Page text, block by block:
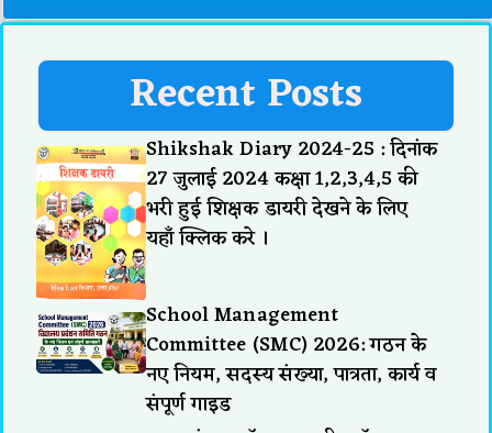
Recent Posts
Shikshak Diary 2024-25 : दिनांक
27 जुलाई 2024 कक्षा 1,2,3,4,5 की
भरी हुई शिक्षक डायरी देखने के लिए
यहाँ क्लिक करे ।
School Management
Committee (SMC) 2026: गठन के
नए नियम, सदस्य संख्या, पात्रता, कार्य व
संपूर्ण गाइड